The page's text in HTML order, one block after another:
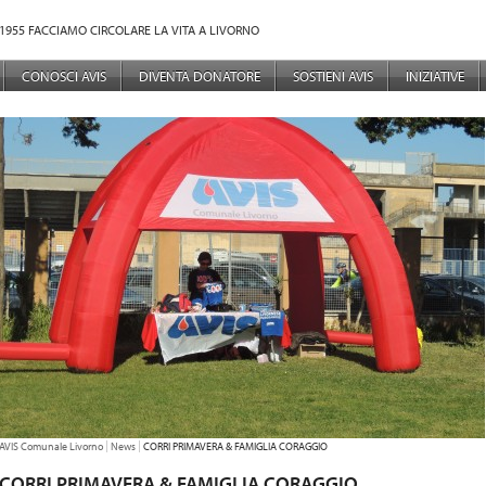
FACCIAMO CIRCOLARE LA VITA A LIVORNO
PRINCIPALE
CONOSCI AVIS DIVENTA DONATORE SOSTIENI AVIS INIZIATIVE
TU SEI QUI:
AVIS Comunale Livorno News CORRI PRIMAVERA & FAMIGLIA CORAGGIO